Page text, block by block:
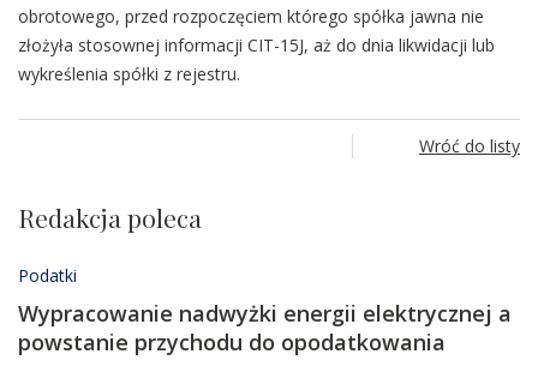
obrotowego, przed rozpoczęciem którego spółka jawna nie
złożyła stosownej informacji CIT-15J, aż do dnia likwidacji lub
wykreślenia spółki z rejestru.
Wróć do listy
Redakcja poleca
Podatki
Wypracowanie nadwyżki energii elektrycznej a
powstanie przychodu do opodatkowania